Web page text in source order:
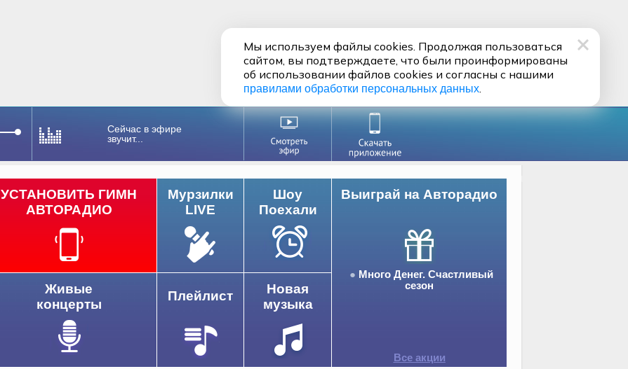
Сейчас в эфире
звучит...
Выиграй на Авторадио
Много Денег. Счастливый
сезон
Все акции
УСТАНОВИТЬ ГИМН
АВТОРАДИО
Мурзилки
LIVE
Шоу
Поехали
Живые
концерты
Плейлист
Новая
музыка
Мы используем файлы cookies. Продолжая пользоваться
сайтом, вы подтверждаете, что были проинформированы
об использовании файлов cookies и согласны с нашими
правилами обработки персональных данных.